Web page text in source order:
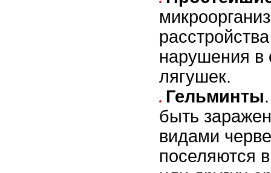
нарушения в
лягушек.
Гельминты
быть
видами
поселяются